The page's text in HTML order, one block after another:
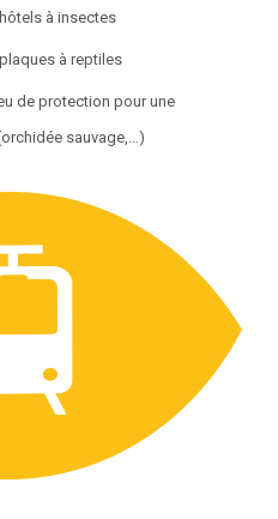
à insectes
à reptiles
de protection pour une
sauvage,…)